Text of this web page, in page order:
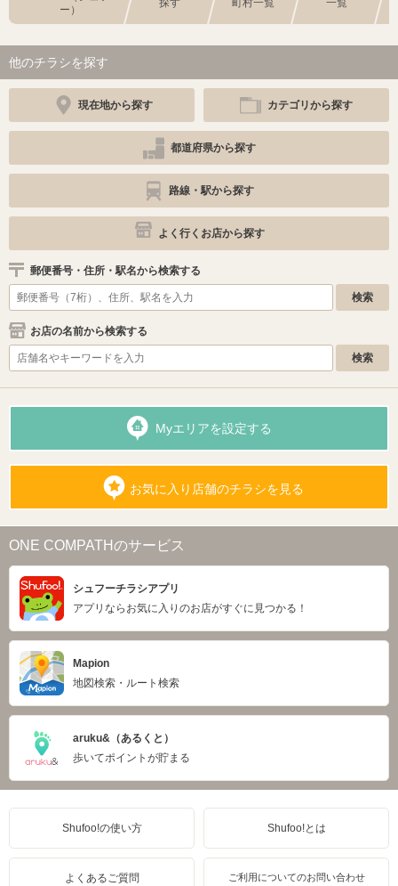
ー）
探す 町村一覧 一覧
他のチラシを探す
現在地から探す カテゴリから探す
都道府県から探す
路線・駅から探す
よく行くお店から探す
郵便番号・住所・駅名から検索する
お店の名前から検索する
Myエリアを設定する
お気に入り店舗のチラシを見る
ONE COMPATHのサービス
シュフーチラシアプリ
アプリならお気に入りのお店がすぐに見つかる！
Mapion
地図検索・ルート検索
aruku&（あるくと）
歩いてポイントが貯まる
Shufoo!の使い方 Shufoo!とは
よくあるご質問 ご利用についてのお問い合わせ